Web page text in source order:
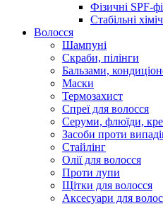
Фізичні SPF-
Стабільні
Волосся
Шампуні
Скраби, пілінги
Бальзами,
Маски
Термозахист
Спреї для волосся
Серуми, флюїди,
Засоби проти
Стайлінг
Олії для волосся
Проти лупи
Щітки для волосся
Аксесуари для